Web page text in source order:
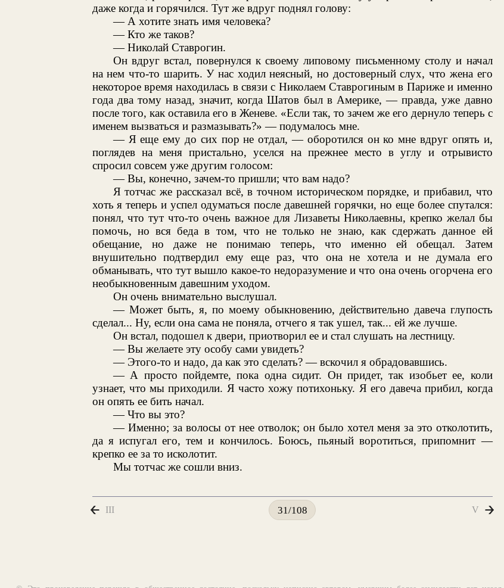
даже когда и горячился. Тут же вдруг поднял голову:
— А хотите знать имя человека?
— Кто же таков?
— Николай Ставрогин.
Он вдруг встал, повернулся к своему липовому письменному столу и начал
на нем что-то шарить. У нас ходил неясный, но достоверный слух, что жена его
некоторое время находилась в связи с Николаем Ставрогиным в Париже и именно
года два тому назад, значит, когда Шатов был в Америке, — правда, уже давно
после того, как оставила его в Женеве. «Если так, то зачем же его дернуло теперь с
именем вызваться и размазывать?» — подумалось мне.
— Я еще ему до сих пор не отдал, — оборотился он ко мне вдруг опять и,
поглядев на меня пристально, уселся на прежнее место в углу и отрывисто
спросил совсем уже другим голосом:
— Вы, конечно, зачем-то пришли; что вам надо?
Я тотчас же рассказал всё, в точном историческом порядке, и прибавил, что
хоть я теперь и успел одуматься после давешней горячки, но еще более спутался:
понял, что тут что-то очень важное для Лизаветы Николаевны, крепко желал бы
помочь, но вся беда в том, что не только не знаю, как сдержать данное ей
обещание, но даже не понимаю теперь, что именно ей обещал. Затем
внушительно подтвердил ему еще раз, что она не хотела и не думала его
обманывать, что тут вышло какое-то недоразумение и что она очень огорчена его
необыкновенным давешним уходом.
Он очень внимательно выслушал.
— Может быть, я, по моему обыкновению, действительно давеча глупость
сделал... Ну, если она сама не поняла, отчего я так ушел, так... ей же лучше.
Он встал, подошел к двери, приотворил ее и стал слушать на лестницу.
— Вы желаете эту особу сами увидеть?
— Этого-то и надо, да как это сделать? — вскочил я обрадовавшись.
— А просто пойдемте, пока одна сидит. Он придет, так изобьет ее, коли
узнает, что мы приходили. Я часто хожу потихоньку. Я его давеча прибил, когда
он опять ее бить начал.
— Что вы это?
— Именно; за волосы от нее отволок; он было хотел меня за это отколотить,
да я испугал его, тем и кончилось. Боюсь, пьяный воротиться, припомнит —
крепко ее за то исколотит.
Мы тотчас же сошли вниз.
III 31/108 V